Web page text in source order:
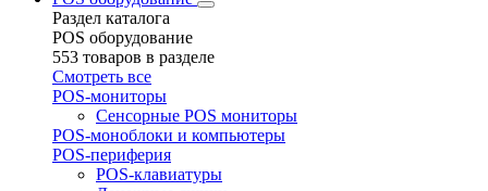
Раздел каталога
POS оборудование
553 товаров в разделе
Смотреть все
POS-мониторы
Сенсорные POS мониторы
POS-моноблоки и компьютеры
POS-периферия
POS-клавиатуры